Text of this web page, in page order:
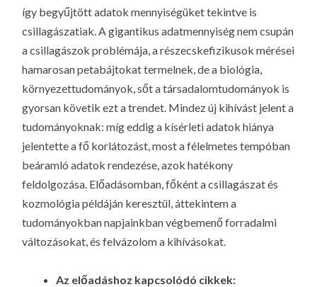
így begyűjtött adatok mennyiségüket tekintve is
csillagászatiak. A gigantikus adatmennyiség nem csupán
a csillagászok problémája, a részecskefizikusok mérései
hamarosan petabájtokat termelnek, de a biológia,
környezettudományok, sőt a társadalomtudományok is
gyorsan követik ezt a trendet. Mindez új kihívást jelent a
tudományoknak: míg eddig a kísérleti adatok hiánya
jelentette a fő korlátozást, most a félelmetes tempóban
beáramló adatok rendezése, azok hatékony
feldolgozása. Előadásomban, főként a csillagászat és
kozmológia példáján keresztül, áttekintem a
tudományokban napjainkban végbemenő forradalmi
változásokat, és felvázolom a kihívásokat.
Az előadáshoz kapcsolódó cikkek: